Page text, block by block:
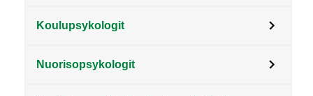
Koulupsykologit
Nuorisopsykologit